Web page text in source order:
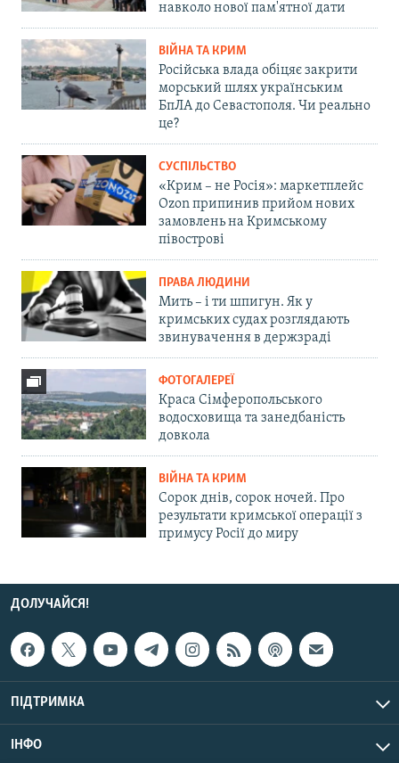
навколо нової пам'ятної дати
ВІЙНА ТА КРИМ
Російська влада обіцяє закрити
морський шлях українським
БпЛА до Севастополя. Чи реально
це?
СУСПІЛЬСТВО
«Крим – не Росія»: маркетплейс
Ozon припинив прийом нових
замовлень на Кримському
півострові
ПРАВА ЛЮДИНИ
Мить – і ти шпигун. Як у
кримських судах розглядають
звинувачення в держзраді
ФОТОГАЛЕРЕЇ
Краса Сімферопольського
водосховища та занедбаність
довкола
ВІЙНА ТА КРИМ
Сорок днів, сорок ночей. Про
результати кримської операції з
примусу Росії до миру
ДОЛУЧАЙСЯ!
ПІДТРИМКА
ІНФО